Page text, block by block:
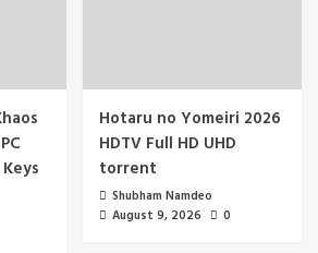
Hotaru no Yomeiri 2026
HDTV Full HD UHD
torrent
Shubham Namdeo
August 9, 2026
0